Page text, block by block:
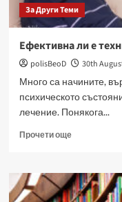
За Други Теми
Ефективна ли е
polisBeoD
30th
Много са начините,
психическото
лечение. Понякога...
Прочети ощеRead
Ефективна
ли
е